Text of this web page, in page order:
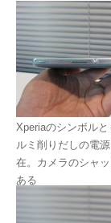
Xperiaのシンボル
ルミ削りだしの電
在。カメラのシャ
ある